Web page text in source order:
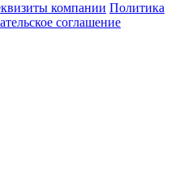
компании Политика
соглашение